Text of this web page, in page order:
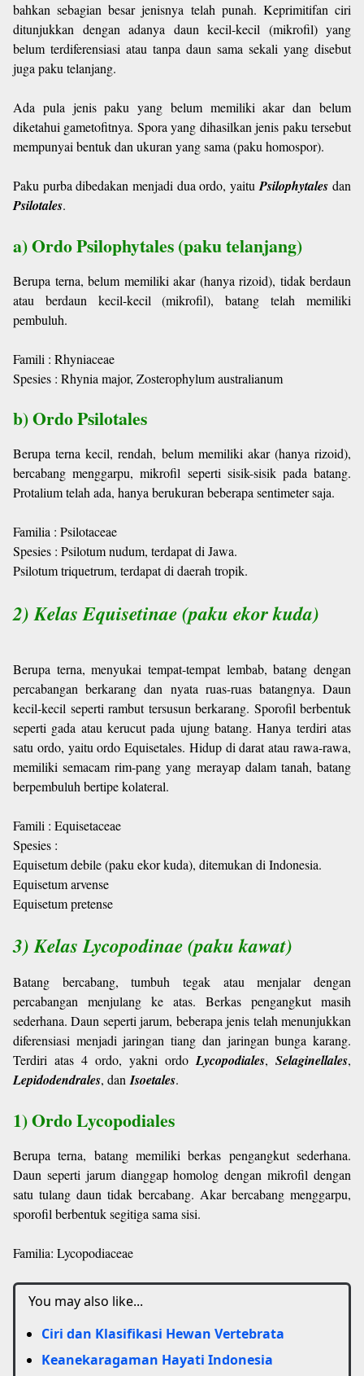
bahkan sebagian besar jenisnya telah punah. Keprimitifan ciri
ditunjukkan dengan adanya daun kecil-kecil (mikrofil) yang
belum terdiferensiasi atau tanpa daun sama sekali yang disebut
juga paku telanjang.
Ada pula jenis paku yang belum memiliki akar dan belum
diketahui gametofitnya. Spora yang dihasilkan jenis paku tersebut
mempunyai bentuk dan ukuran yang sama (paku homospor).
Paku purba dibedakan menjadi dua ordo, yaituPsilophytales dan
Psilotales.
a) Ordo Psilophytales (paku telanjang)
Berupa terna, belum memiliki akar (hanya rizoid), tidak berdaun
atau berdaun kecil-kecil (mikrofil), batang telah memiliki
pembuluh.
Famili : Rhyniaceae
Spesies : Rhynia major, Zosterophylum australianum
b) Ordo Psilotales
Berupa terna kecil, rendah, belum memiliki akar (hanya rizoid),
bercabang menggarpu, mikrofil seperti sisik-sisik pada batang.
Protalium telah ada, hanya berukuran beberapa sentimeter saja.
Familia : Psilotaceae
Spesies : Psilotum nudum, terdapat di Jawa.
Psilotum triquetrum, terdapat di daerah tropik.
2) Kelas Equisetinae (paku ekor kuda)
Berupa terna, menyukai tempat-tempat lembab, batang dengan
percabangan berkarang dan nyata ruas-ruas batangnya. Daun
kecil-kecil seperti rambut tersusun berkarang. Sporofil berbentuk
seperti gada atau kerucut pada ujung batang. Hanya terdiri atas
satu ordo, yaitu ordo Equisetales. Hidup di darat atau rawa-rawa,
memiliki semacam rim-pang yang merayap dalam tanah, batang
berpembuluh bertipe kolateral.
Famili : Equisetaceae
Spesies :
Equisetum debile (paku ekor kuda), ditemukan di Indonesia.
Equisetum arvense
Equisetum pretense
3) Kelas Lycopodinae (paku kawat)
Batang bercabang, tumbuh tegak atau menjalar dengan
percabangan menjulang ke atas. Berkas pengangkut masih
sederhana. Daun seperti jarum, beberapa jenis telah menunjukkan
diferensiasi menjadi jaringan tiang dan jaringan bunga karang.
Terdiri atas 4 ordo, yakni ordo Lycopodiales, Selaginellales,
Lepidodendrales, danIsoetales.
1) Ordo Lycopodiales
Berupa terna, batang memiliki berkas pengangkut sederhana.
Daun seperti jarum dianggap homolog dengan mikrofil dengan
satu tulang daun tidak bercabang. Akar bercabang menggarpu,
sporofil berbentuk segitiga sama sisi.
Familia: Lycopodiaceae
You may also like...
Ciri dan Klasifikasi Hewan Vertebrata
Keanekaragaman Hayati Indonesia